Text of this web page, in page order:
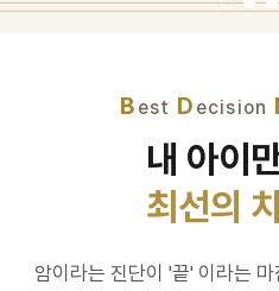
B est D ecision
내 아이
최선의
암이라는 진단이 '끝' 이라는